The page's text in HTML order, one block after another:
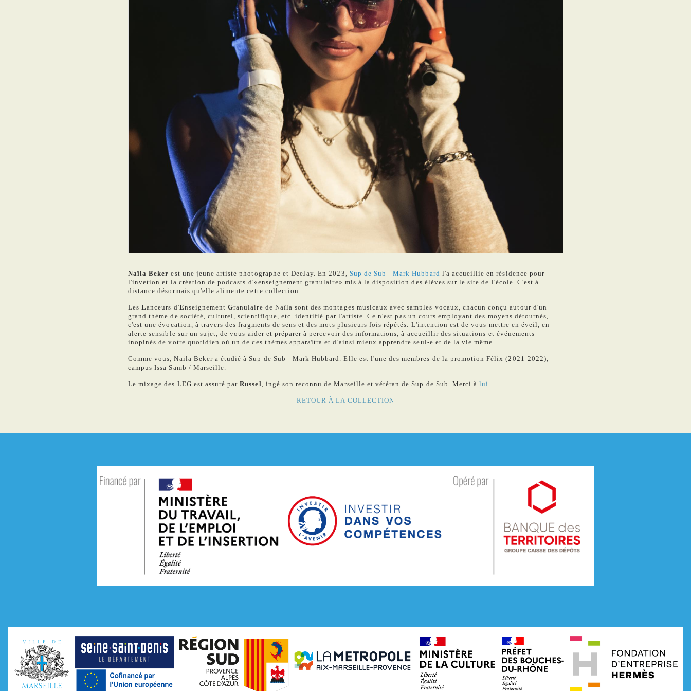
Naïla Bekerest une jeune artiste photographe et DeeJay. En 2023, Sup de Sub - Mark Hubbard l'a accueillie en résidence pour
l'invetion et la création de podcasts d'«enseignement granulaire» mis à la disposition des élèves sur le site de l'école. C'est à
distance désormais qu'elle alimente cette collection.
LesLanceurs d'EnseignementGranulaire de Naïla sont des montages musicaux avec samples vocaux, chacun conçu autour d'un
grand thème de société, culturel, scientifique, etc. identifié par l'artiste. Ce n'est pas un cours employant des moyens détournés,
c'est une évocation, à travers des fragments de sens et des mots plusieurs fois répétés. L'intention est de vous mettre en éveil, en
alerte sensible sur un sujet, de vous aider et préparer à percevoir des informations, à accueillir des situations et événements
inopinés de votre quotidien où un de ces thèmes apparaîtra et d'ainsi mieux apprendre seul-e et de la vie même.
Comme vous, Naila Beker a étudié à Sup de Sub - Mark Hubbard. Elle est l'une des membres de la promotion Félix (2021-2022),
campus Issa Samb / Marseille.
Le mixage des LEG est assuré parRussel, ingé son reconnu de Marseille et vétéran de Sup de Sub. Merci àlui .
RETOUR À LA COLLECTION